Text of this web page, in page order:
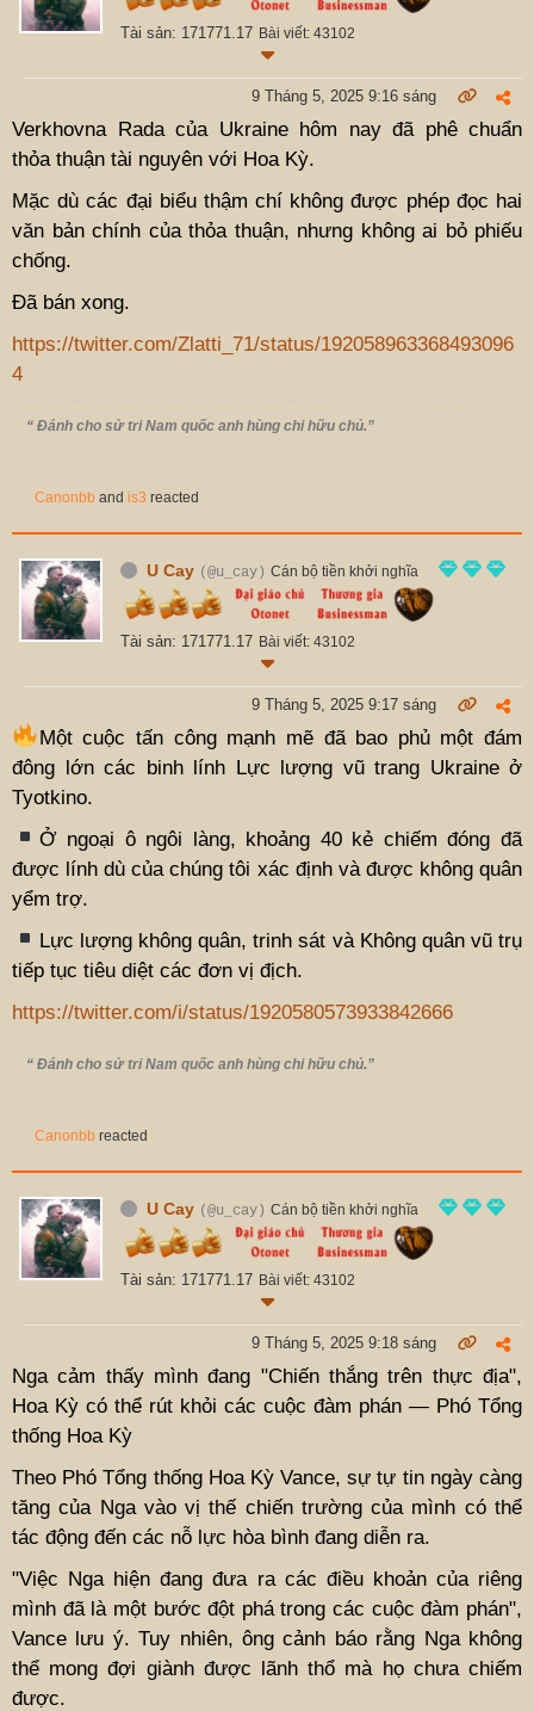
Tài sản: 171771.17 Bài viết: 43102
9 Tháng 5, 2025 9:16 sáng
Verkhovna Rada của Ukraine hôm nay đã phê chuẩn
thỏa thuận tài nguyên với Hoa Kỳ.
Mặc dù các đại biểu thậm chí không được phép đọc hai
văn bản chính của thỏa thuận, nhưng không ai bỏ phiếu
chống.
Đã bán xong.
https://twitter.com/Zlatti_71/status/192058963368493096
4
“ Đánh cho sử tri Nam quốc anh hùng chi hữu chủ.”
Canonbb and is3 reacted
U Cay (@u_cay) Cán bộ tiền khởi nghĩa
Tài sản: 171771.17 Bài viết: 43102
9 Tháng 5, 2025 9:17 sáng
Một cuộc tấn công mạnh mẽ đã bao phủ một đám
đông lớn các binh lính Lực lượng vũ trang Ukraine ở
Tyotkino.
Ở ngoại ô ngôi làng, khoảng 40 kẻ chiếm đóng đã
được lính dù của chúng tôi xác định và được không quân
yểm trợ.
Lực lượng không quân, trinh sát và Không quân vũ trụ
tiếp tục tiêu diệt các đơn vị địch.
https://twitter.com/i/status/1920580573933842666
“ Đánh cho sử tri Nam quốc anh hùng chi hữu chủ.”
Canonbb reacted
U Cay (@u_cay) Cán bộ tiền khởi nghĩa
Tài sản: 171771.17 Bài viết: 43102
9 Tháng 5, 2025 9:18 sáng
Nga cảm thấy mình đang "Chiến thắng trên thực địa",
Hoa Kỳ có thể rút khỏi các cuộc đàm phán — Phó Tổng
thống Hoa Kỳ
Theo Phó Tổng thống Hoa Kỳ Vance, sự tự tin ngày càng
tăng của Nga vào vị thế chiến trường của mình có thể
tác động đến các nỗ lực hòa bình đang diễn ra.
"Việc Nga hiện đang đưa ra các điều khoản của riêng
mình đã là một bước đột phá trong các cuộc đàm phán",
Vance lưu ý. Tuy nhiên, ông cảnh báo rằng Nga không
thể mong đợi giành được lãnh thổ mà họ chưa chiếm
được.